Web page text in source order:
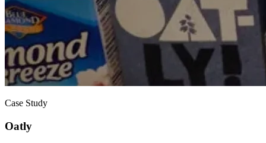
Case Study
Oatly